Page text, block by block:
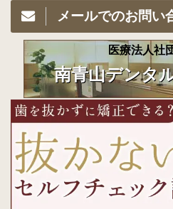
メールでのお問い
医療法人社
南青山デンタ